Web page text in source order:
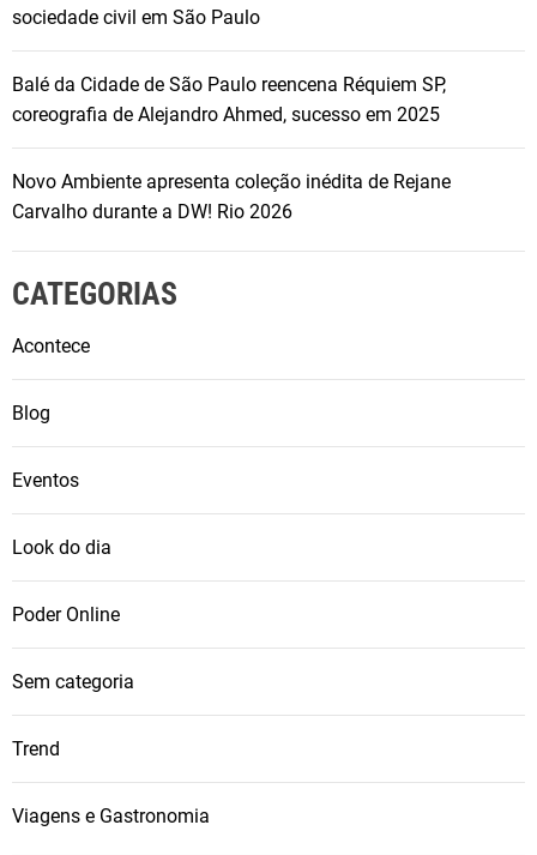
sociedade civil em São Paulo
Balé da Cidade de São Paulo reencena Réquiem SP,
coreografia de Alejandro Ahmed, sucesso em 2025
Novo Ambiente apresenta coleção inédita de Rejane
Carvalho durante a DW! Rio 2026
CATEGORIAS
Acontece
Blog
Eventos
Look do dia
Poder Online
Sem categoria
Trend
Viagens e Gastronomia